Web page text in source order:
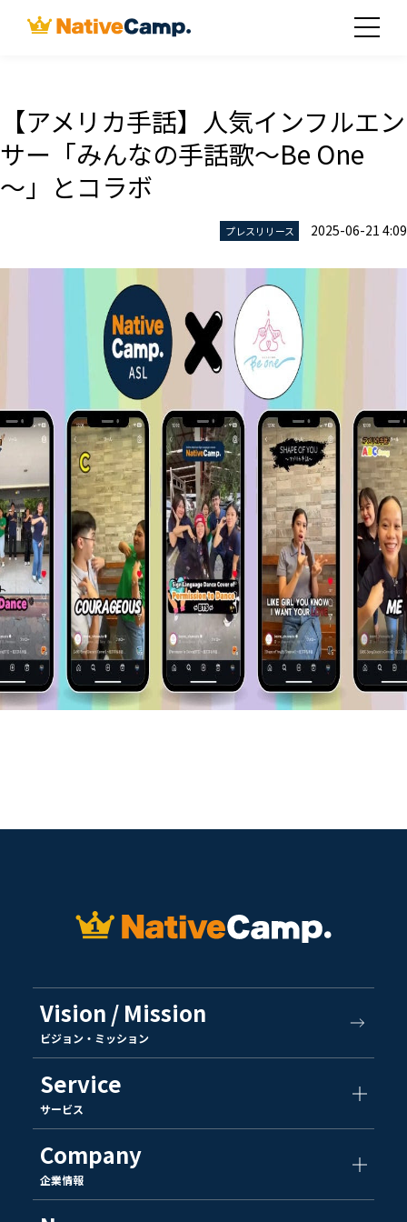
【アメリカ手話】人気インフルエン
サー「みんなの手話歌～Be One
～」とコラボ
プレスリリース 2025-06-21 4:09
Vision / Mission
ビジョン・ミッション
Service
サービス
Company
企業情報